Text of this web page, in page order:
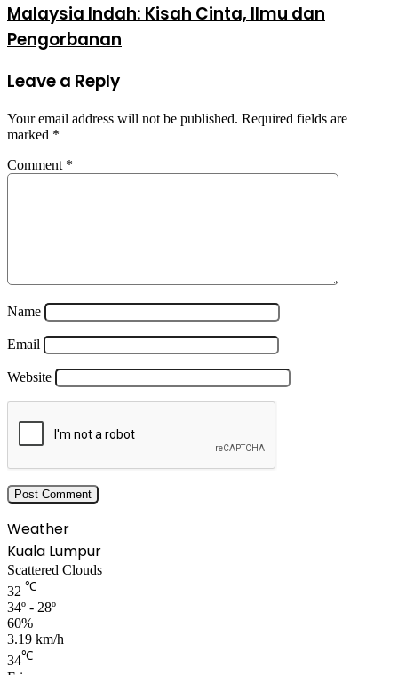
Malaysia Indah: Kisah Cinta, Ilmu dan
Pengorbanan
Leave a Reply
Your email address will not be published. Required fields are
marked *
Comment *
Name
Email
Website
Weather
Kuala Lumpur
Scattered Clouds
32 ℃
34º - 28º
60%
3.19 km/h
34℃